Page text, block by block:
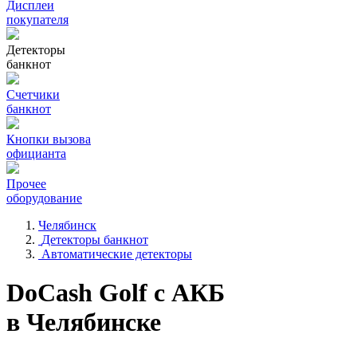
Дисплеи
покупателя
Детекторы
банкнот
Счетчики
банкнот
Кнопки вызова
официанта
Прочее
оборудование
Челябинск
Детекторы банкнот
Автоматические детекторы
DoCash Golf с АКБ
в Челябинске